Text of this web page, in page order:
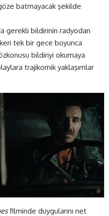
batmayacak şekilde
gerekli bildirinin radyodan
tek bir gece boyunca
bildiriyi okumaya
trajikomik yaklaşımlar
filminde duygularını net